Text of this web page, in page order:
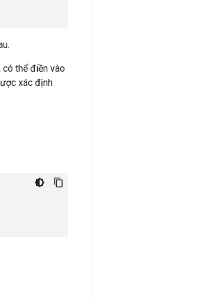
có thể điền vào
xác định